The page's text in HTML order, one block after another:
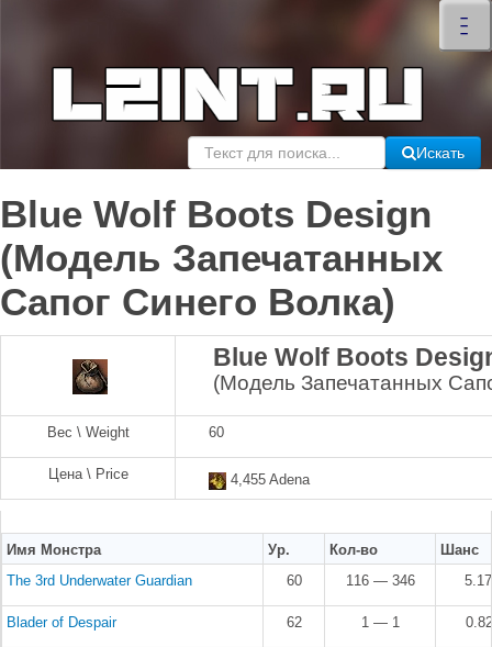
–
–
–
×
Искать
Blue Wolf Boots Design
(Модель Запечатанных
Сапог Синего Волка)
Blue Wolf Boots
(Модель Запечатанных
Вес \ Weight 60
Цена \ Price 4,455 Adena
Имя Монстра Ур. Кол-во
Шанс
The 3rd Underwater Guardian
60 116 — 346
Blader of Despair 62 1 — 1